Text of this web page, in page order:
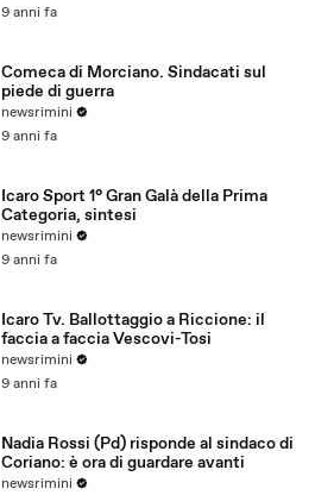
9 anni fa
Comeca di Morciano. Sindacati sul
piede di guerra
newsrimini
9 anni fa
Icaro Sport 1° Gran Galà della Prima
Categoria, sintesi
newsrimini
9 anni fa
Icaro Tv. Ballottaggio a Riccione: il
faccia a faccia Vescovi-Tosi
newsrimini
9 anni fa
Nadia Rossi (Pd) risponde al sindaco di
Coriano: è ora di guardare avanti
newsrimini